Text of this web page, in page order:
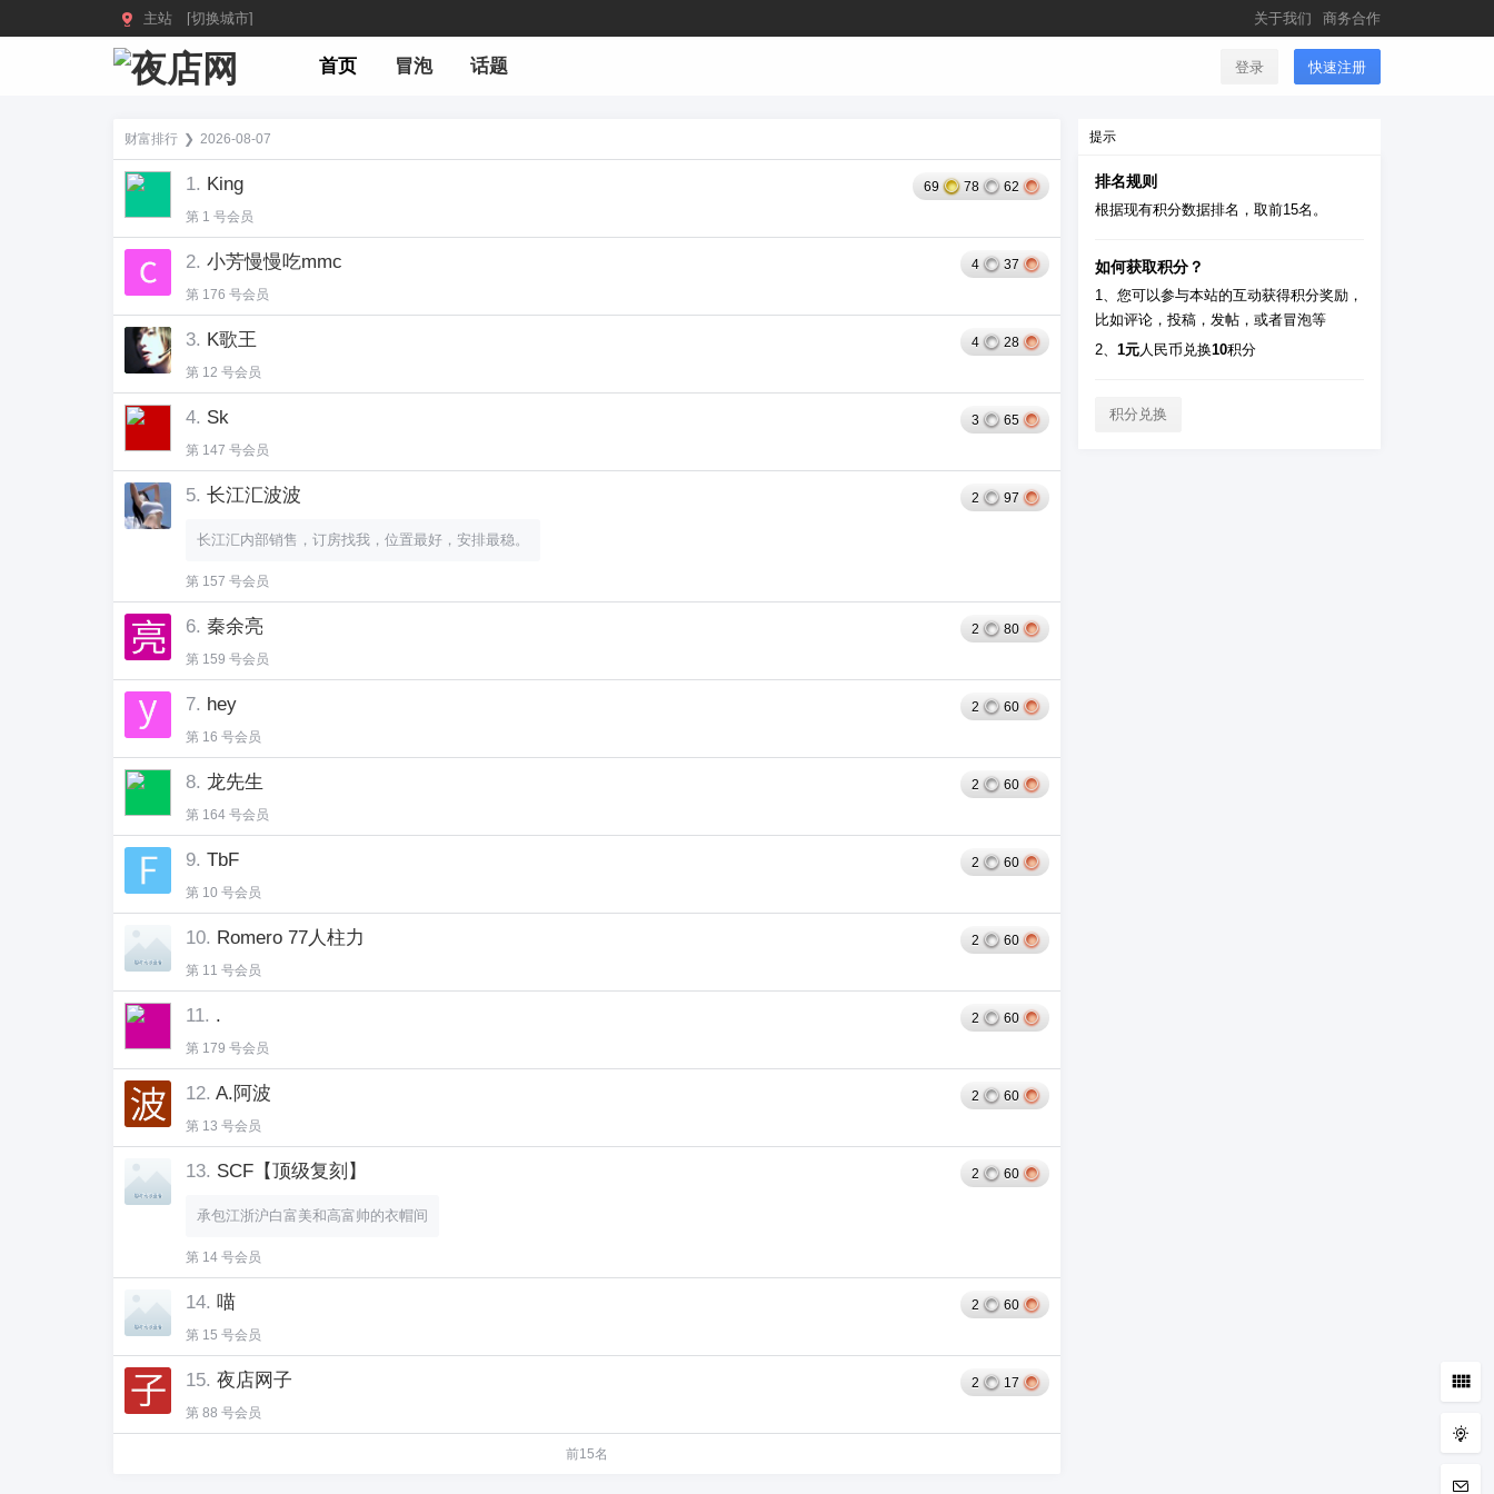
 主站 [切换城市] 关于我们 商务合作
首页 冒泡 话题 登录 快速注册
财富排行 ❯ 2026-08-07
1. King
第 1 号会员
69 78 62
2. 小芳慢慢吃mmc
第 176 号会员
4 37
3. K歌王
第 12 号会员
4 28
4. Sk
第 147 号会员
3 65
5. 长江汇波波
长江汇内部销售，订房找我，位置最好，安排最稳。
第 157 号会员
2 97
6. 秦余亮
第 159 号会员
2 80
7. hey
第 16 号会员
2 60
8. 龙先生
第 164 号会员
2 60
9. TbF
第 10 号会员
2 60
10. Romero 77人柱力
第 11 号会员
2 60
11. .
第 179 号会员
2 60
12. A.阿波
第 13 号会员
2 60
13. SCF【顶级复刻】
承包江浙沪白富美和高富帅的衣帽间
第 14 号会员
2 60
14. 喵
第 15 号会员
2 60
15. 夜店网子
第 88 号会员
2 17
前15名
提示
排名规则
根据现有积分数据排名，取前15名。
如何获取积分？
1、您可以参与本站的互动获得积分奖励，
比如评论，投稿，发帖，或者冒泡等
2、1元人民币兑换10积分
积分兑换